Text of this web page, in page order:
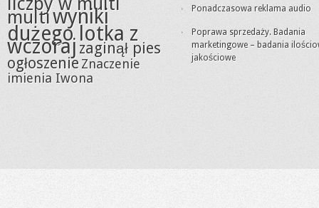
multiwyniki
dużego lotka z
wczoraj zaginął pies
ogłoszenieZnaczenie
imienia Iwona
Ponadczasowa reklama audio
Poprawa sprzedaży. Badania
marketingowe – badania
jakościowe